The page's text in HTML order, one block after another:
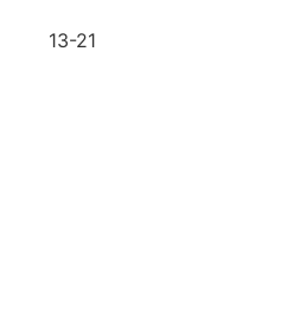
13-21